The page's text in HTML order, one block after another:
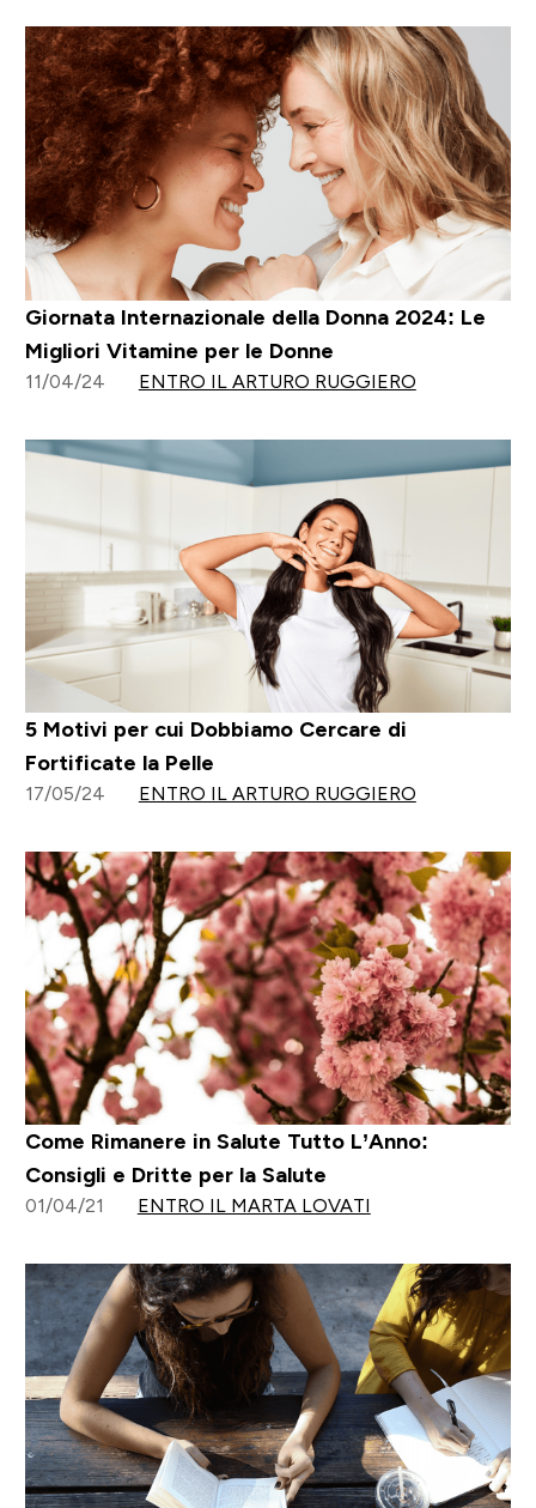
Giornata Internazionale della Donna 2024: Le
Migliori Vitamine per le Donne
11/04/24 ENTRO IL ARTURO RUGGIERO
5 Motivi per cui Dobbiamo Cercare di
Fortificate la Pelle
17/05/24 ENTRO IL ARTURO RUGGIERO
Come Rimanere in Salute Tutto L’Anno:
Consigli e Dritte per la Salute
01/04/21 ENTRO IL MARTA LOVATI